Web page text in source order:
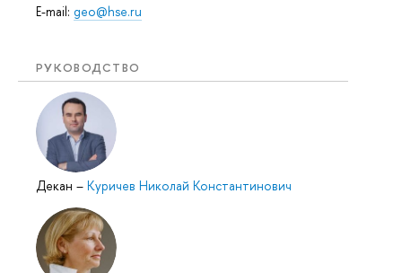
E-mail: geo@hse.ru
РУКОВОДСТВО
Декан – Куричев Николай Константинович